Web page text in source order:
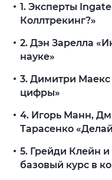
1. Эксперты
Коллтрекинг?»
2. Дэн Зарелла
науке»
3. Димитри
цифры»
4. Игорь Манн,
Тарасенко
5. Грейди Клейн
базовый курс в